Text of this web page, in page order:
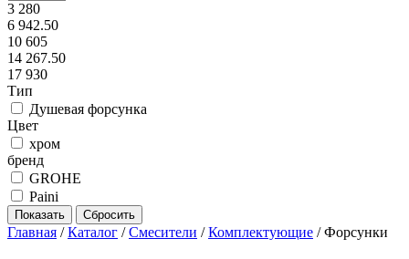
3 280
6 942.50
10 605
14 267.50
17 930
Тип
Душевая форсунка
Цвет
хром
бренд
GROHE
Paini
Главная /Каталог /Смесители /Комплектующие /Форсунки